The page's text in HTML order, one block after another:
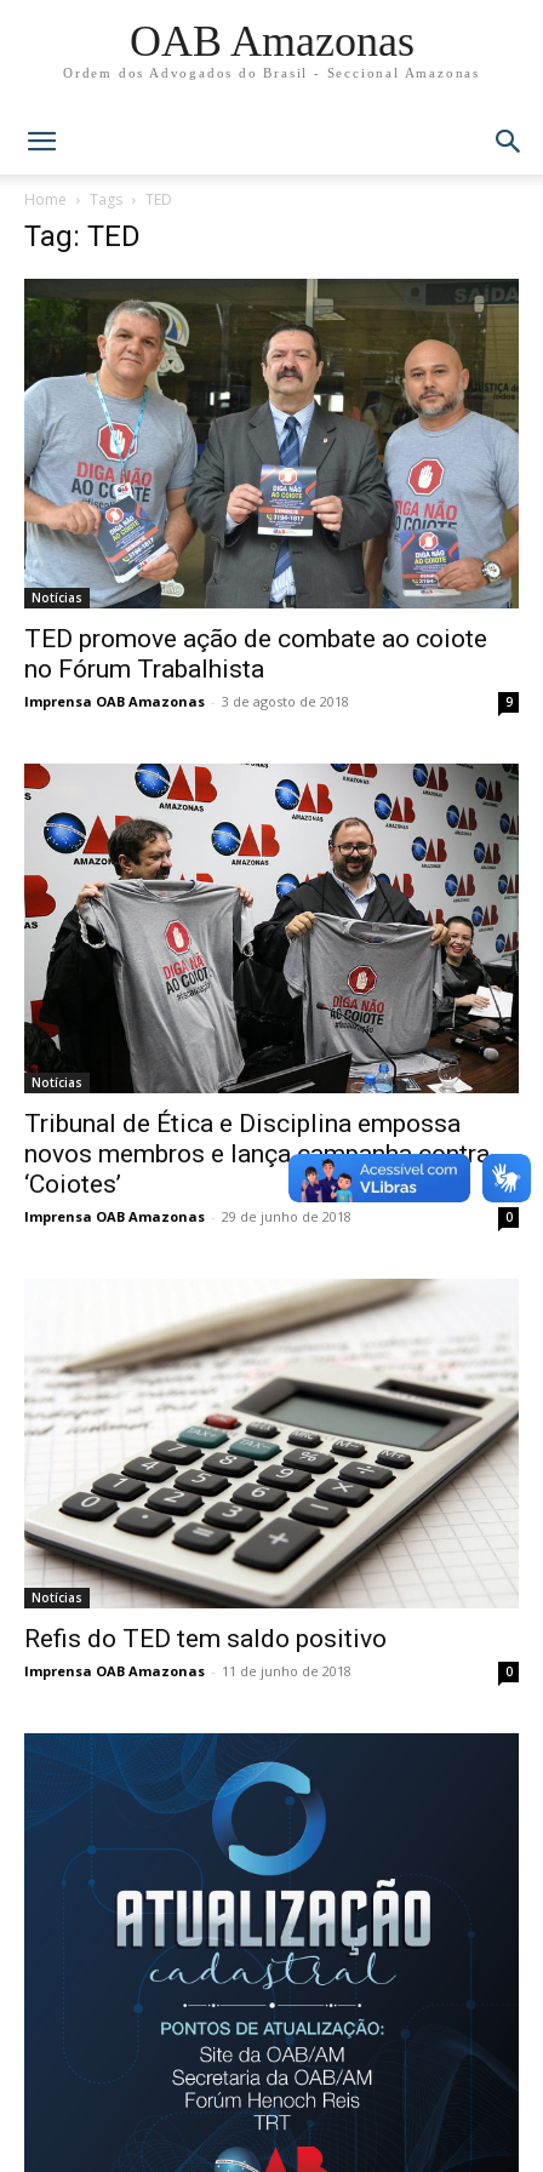
OAB Amazonas
Ordem dos Advogados do Brasil - Seccional Amazonas
Home Tags TED
Tag: TED
Notícias
TED promove ação de combate ao coiote
no Fórum Trabalhista
Imprensa OAB Amazonas - 3 de agosto de 2018 9
Notícias
Tribunal de Ética e Disciplina empossa
novos membros e lança campanha contra
‘Coiotes’
Imprensa OAB Amazonas - 29 de junho de 2018 0
Notícias
Refis do TED tem saldo positivo
Imprensa OAB Amazonas - 11 de junho de 2018 0